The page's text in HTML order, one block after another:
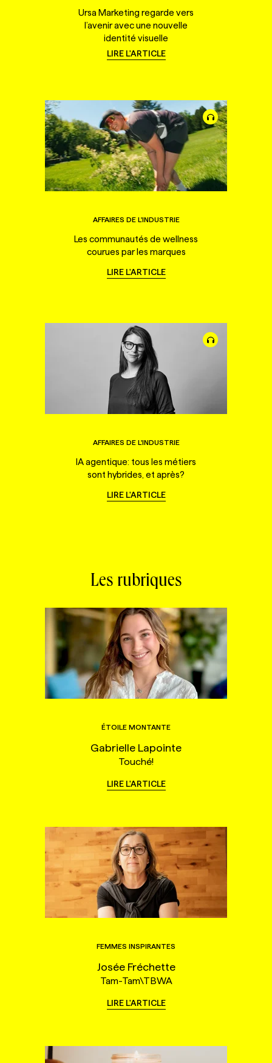
Les rubriques
Ursa Marketing regarde vers
l’avenir avec une nouvelle
identité visuelle
LIRE L'ARTICLE
AFFAIRES DE L'INDUSTRIE
Les communautés de wellness
courues par les marques
LIRE L'ARTICLE
AFFAIRES DE L'INDUSTRIE
IA agentique: tous les métiers
sont hybrides, et après?
LIRE L'ARTICLE
ÉTOILE MONTANTE
Gabrielle Lapointe
Touché!
LIRE L'ARTICLE
FEMMES INSPIRANTES
Josée Fréchette
Tam-Tam\TBWA
LIRE L'ARTICLE